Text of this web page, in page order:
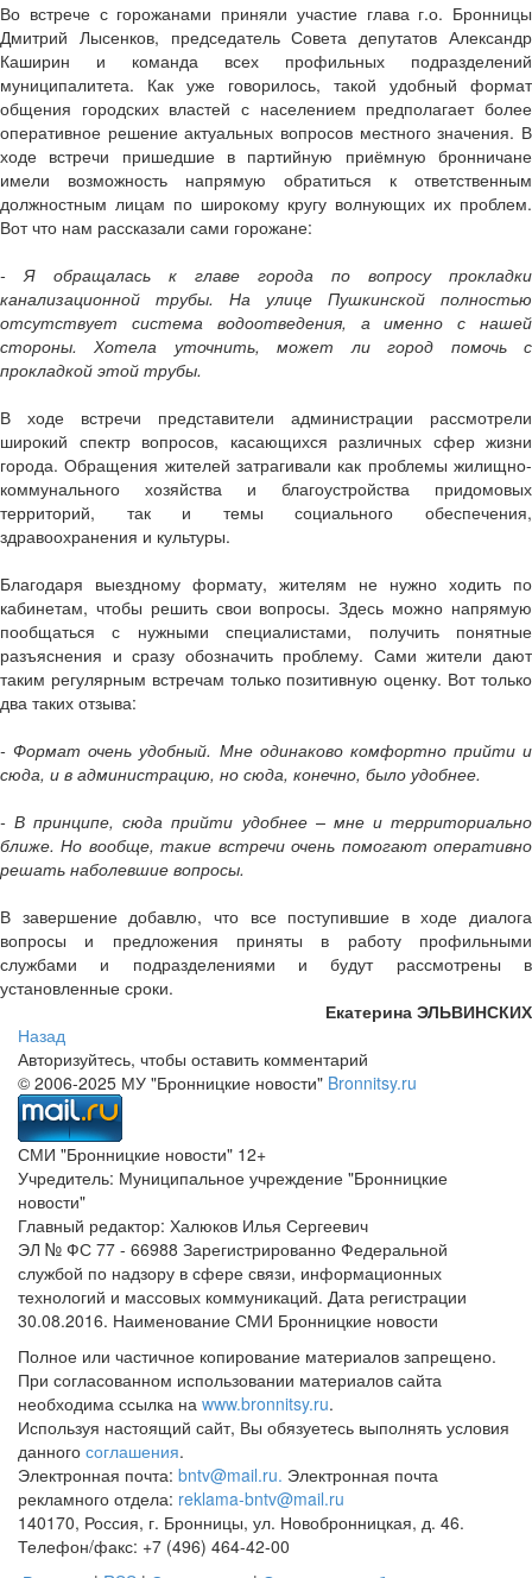
Во встрече с горожанами приняли участие глава г.о. Бронницы
Дмитрий Лысенков, председатель Совета депутатов Александр
Каширин и команда всех профильных подразделений
муниципалитета. Как уже говорилось, такой удобный формат
общения городских властей с населением предполагает более
оперативное решение актуальных вопросов местного значения. В
ходе встречи пришедшие в партийную приёмную бронничане
имели возможность напрямую обратиться к ответственным
должностным лицам по широкому кругу волнующих их проблем.
Вот что нам рассказали сами горожане:
- Я обращалась к главе города по вопросу прокладки
канализационной трубы. На улице Пушкинской полностью
отсутствует система водоотведения, а именно с нашей
стороны. Хотела уточнить, может ли город помочь с
прокладкой этой трубы.
В ходе встречи представители администрации рассмотрели
широкий спектр вопросов, касающихся различных сфер жизни
города. Обращения жителей затрагивали как проблемы жилищно-
коммунального хозяйства и благоустройства придомовых
территорий, так и темы социального обеспечения,
здравоохранения и культуры.
Благодаря выездному формату, жителям не нужно ходить по
кабинетам, чтобы решить свои вопросы. Здесь можно напрямую
пообщаться с нужными специалистами, получить понятные
разъяснения и сразу обозначить проблему. Сами жители дают
таким регулярным встречам только позитивную оценку. Вот только
два таких отзыва:
- Формат очень удобный. Мне одинаково комфортно прийти и
сюда, и в администрацию, но сюда, конечно, было удобнее.
- В принципе, сюда прийти удобнее – мне и территориально
ближе. Но вообще, такие встречи очень помогают оперативно
решать наболевшие вопросы.
В завершение добавлю, что все поступившие в ходе диалога
вопросы и предложения приняты в работу профильными
службами и подразделениями и будут рассмотрены в
установленные сроки.
Екатерина ЭЛЬВИНСКИХ
Назад
Авторизуйтесь, чтобы оставить комментарий
© 2006-2025 МУ "Бронницкие новости" Bronnitsy.ru
СМИ "Бронницкие новости" 12+
Учредитель: Муниципальное учреждение "Бронницкие
новости"
Главный редактор: Халюков Илья Сергеевич
ЭЛ № ФС 77 - 66988 Зарегистрированно Федеральной
службой по надзору в сфере связи, информационных
технологий и массовых коммуникаций. Дата регистрации
30.08.2016. Наименование СМИ Бронницкие новости
Полное или частичное копирование материалов запрещено.
При согласованном использовании материалов сайта
необходима ссылка на www.bronnitsy.ru.
Используя настоящий сайт, Вы обязуетесь выполнять условия
данного соглашения.
Электронная почта: bntv@mail.ru. Электронная почта
рекламного отдела: reklama-bntv@mail.ru
140170, Россия, г. Бронницы, ул. Новобронницкая, д. 46.
Телефон/факс: +7 (496) 464-42-00